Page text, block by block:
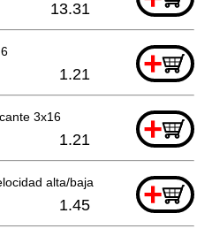
13.31
+
1.21
3x16 +
1.21
alta/baja +
1.45